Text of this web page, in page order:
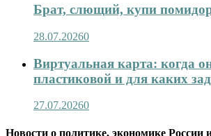
Брат, слющий, купи
28.07.20260
Виртуальная карта: когда
пластиковой и для каких
27.07.20260
Новости о политике, экономике России